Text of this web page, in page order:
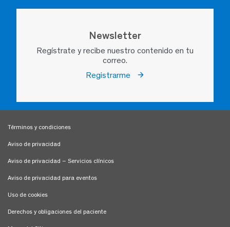
Newsletter
Regístrate y recibe nuestro contenido en tu
correo.
Registrarme
Términos y condiciones
Aviso de privacidad
Aviso de privacidad – Servicios clínicos
Aviso de privacidad para eventos
Uso de cookies
Derechos y obligaciones del paciente